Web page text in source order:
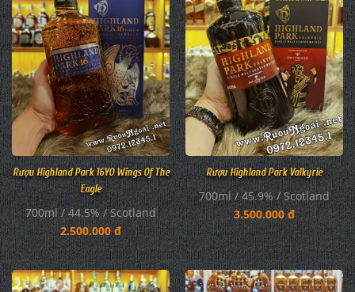
Rượu Highland Park 16YO Wings Of The
Eagle
700ml / 44.5% / Scotland
2.500.000 đ
Rượu Highland Park Valkyrie
700ml / 45.9% / Scotland
3.500.000 đ